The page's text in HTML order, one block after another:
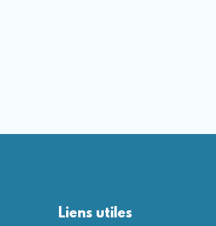
Liens utiles